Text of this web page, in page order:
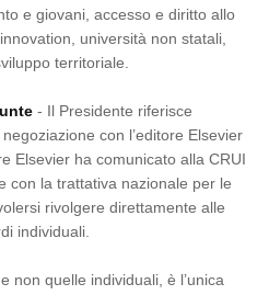
e giovani, accesso e diritto allo
università non statali,
territoriale.
- Il Presidente riferisce
con l’editore Elsevier
Elsevier ha comunicato alla CRUI
con la trattativa nazionale per le
rivolgere direttamente alle
individuali.
non quelle individuali, è l’unica